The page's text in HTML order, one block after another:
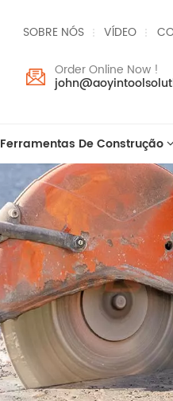
SOBRE NÓS VÍDEO
Order Online Now !
Ferramentas De Construção